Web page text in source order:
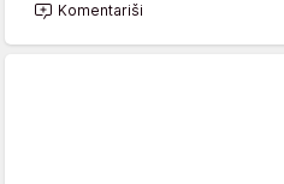
Komentariši